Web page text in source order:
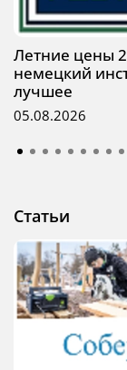
Летние цены
немецкий
лучшее
05.08.2026
Статьи